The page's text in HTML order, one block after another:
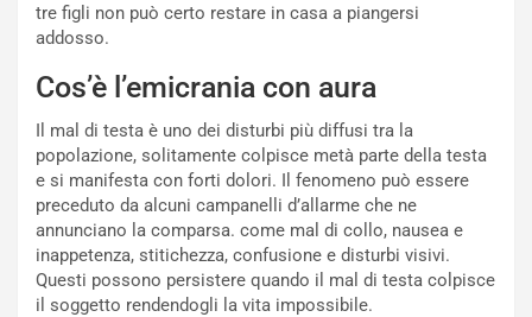
tre figli non può certo restare in casa a piangersi
addosso.
Cos’è l’emicrania con aura
Il mal di testa è uno dei disturbi più diffusi tra la
popolazione, solitamente colpisce metà parte della testa
e si manifesta con forti dolori. Il fenomeno può essere
preceduto da alcuni campanelli d’allarme che ne
annunciano la comparsa. come mal di collo, nausea e
inappetenza, stitichezza, confusione e disturbi visivi.
Questi possono persistere quando il mal di testa colpisce
il soggetto rendendogli la vita impossibile.